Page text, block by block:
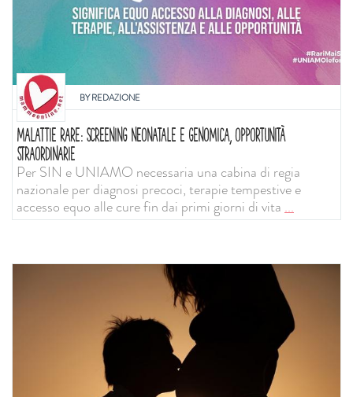
BYREDAZIONE
MALATTIE RARE: SCREENING NEONATALE E GENOMICA, OPPORTUNITÀ
STRAORDINARIE
Per SIN e UNIAMO necessaria una cabina di regia
nazionale per diagnosi precoci, terapie tempestive e
accesso equo alle cure fin dai primi giorni di vita ...